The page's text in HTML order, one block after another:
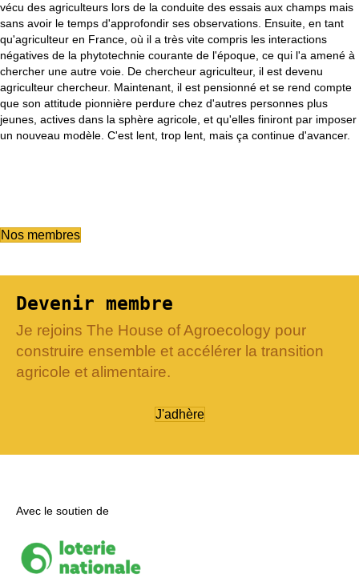
vécu des agriculteurs lors de la conduite des essais aux champs mais
sans avoir le temps d'approfondir ses observations. Ensuite, en tant
qu'agriculteur en France, où il a très vite compris les interactions
négatives de la phytotechnie courante de l'époque, ce qui l'a amené à
chercher une autre voie. De chercheur agriculteur, il est devenu
agriculteur chercheur. Maintenant, il est pensionné et se rend compte
que son attitude pionnière perdure chez d'autres personnes plus
jeunes, actives dans la sphère agricole, et qu'elles finiront par imposer
un nouveau modèle. C'est lent, trop lent, mais ça continue d'avancer.
Nos membres
Devenir membre
Je rejoins The House of Agroecology pour
construire ensemble et accélérer la transition
agricole et alimentaire.
J'adhère
Avec le soutien de